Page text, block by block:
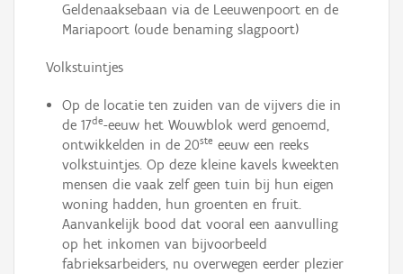
Geldenaaksebaan via de Leeuwenpoort en de
Mariapoort (oude benaming slagpoort)
Volkstuintjes
Op de locatie ten zuiden van de vijvers die in
de 17de-eeuw het Wouwblok werd genoemd,
ontwikkelden in de 20steeeuw een reeks
volkstuintjes. Op deze kleine kavels kweekten
mensen die vaak zelf geen tuin bij hun eigen
woning hadden, hun groenten en fruit.
Aanvankelijk bood dat vooral een aanvulling
op het inkomen van bijvoorbeeld
fabrieksarbeiders, nu overwegen eerder plezier